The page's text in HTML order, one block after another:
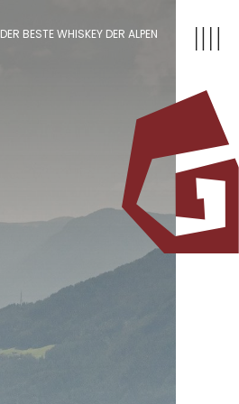
DER BESTE WHISKEY DER ALPEN